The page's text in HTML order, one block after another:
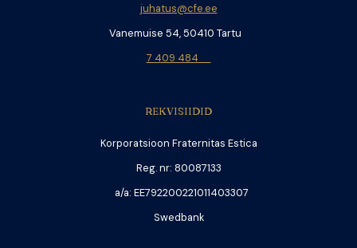
juhatus@cfe.ee
Vanemuise 54, 50410 Tartu
7 409 484
REKVISIIDID
Korporatsioon Fraternitas Estica
Reg. nr: 80087133
a/a: EE792200221011403307
Swedbank